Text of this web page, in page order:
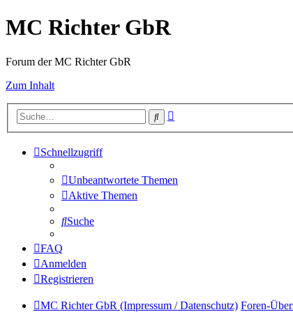
MC Richter GbR
Forum der MC Richter GbR
Zum Inhalt
Suche
Schnellzugriff
Unbeantwortete Themen
Aktive Themen
Suche
FAQ
Anmelden
Registrieren
MC Richter GbR (Impressum / Datenschutz) Foren-